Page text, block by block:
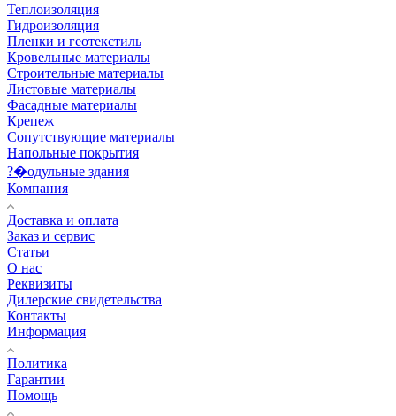
Теплоизоляция
Гидроизоляция
Пленки и геотекстиль
Кровельные материалы
Строительные материалы
Листовые материалы
Фасадные материалы
Крепеж
Сопутствующие материалы
Напольные покрытия
?�одульные здания
Компания
Доставка и оплата
Заказ и сервис
Статьи
О нас
Реквизиты
Дилерские свидетельства
Контакты
Информация
Политика
Гарантии
Помощь